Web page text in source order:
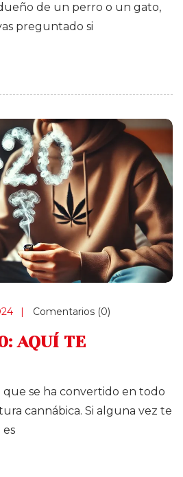
de un perro o un gato,
preguntado si
Comentarios (0)
AQUÍ TE
que se ha convertido en todo
cannábica. Si alguna vez te